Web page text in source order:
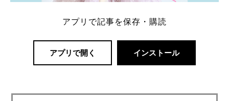
アプリで記事を保存・購読
アプリで開く インストール